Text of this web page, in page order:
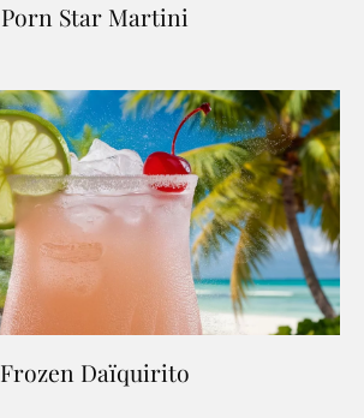
Porn Star Martini
Frozen Daïquirito